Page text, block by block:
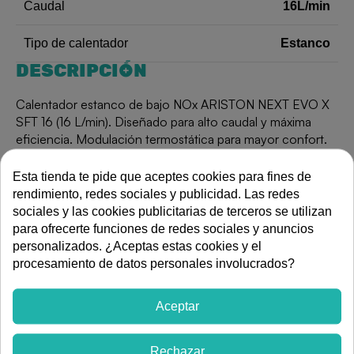
Caudal 16L/min
Tipo de calentador Estanco
DESCRIPCIÓN
Calentador estanco de bajo NOx ARISTON NEXT EVO X
SFT 16 (16 L/min). Diseñado para alto caudal y máxima
eficiencia. Modulación termostática para mayor confort.
únicamente para Gas Natural. Kit salida de humos se
vende por separado.
Ver más artículos de
Fontanería Termos y calentadores
Esta tienda te pide que aceptes cookies para fines de
rendimiento, redes sociales y publicidad. Las redes
sociales y las cookies publicitarias de terceros se utilizan
para ofrecerte funciones de redes sociales y anuncios
personalizados. ¿Aceptas estas cookies y el
procesamiento de datos personales involucrados?
Aceptar
Rechazar